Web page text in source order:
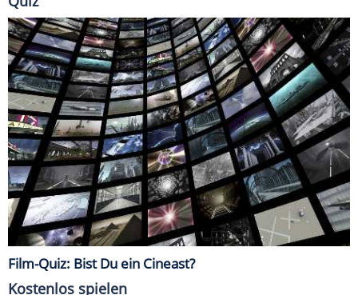
Film-Quiz: Bist Du ein Cineast?
Kostenlos spielen